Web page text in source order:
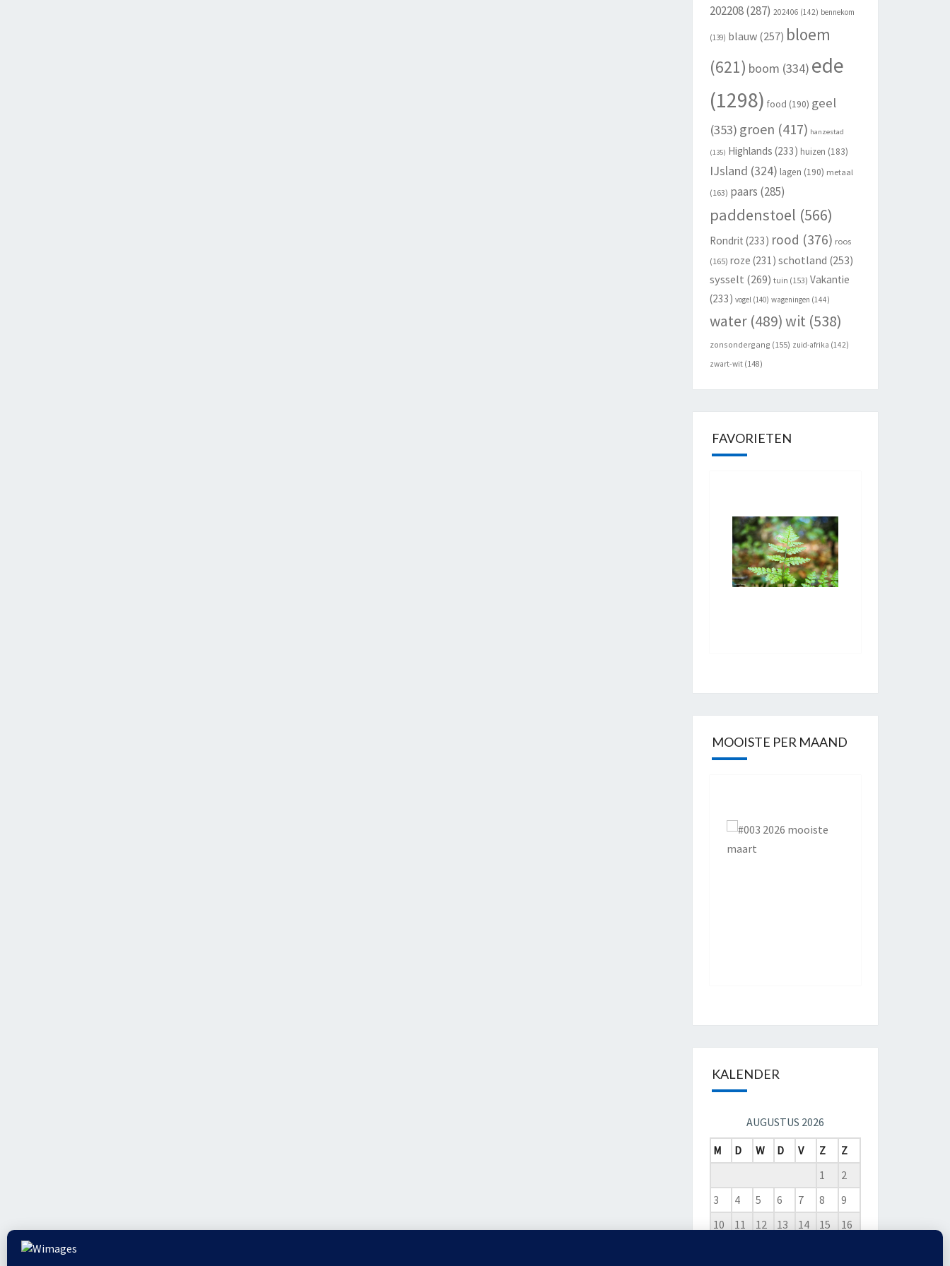
202208(287) 202406 (142) bennekom
(139) blauw(257) bloem
(621) boom (334) ede
(1298) food (190) geel
(353) groen (417) hanzestad
(135) Highlands (233) huizen (183)
IJsland (324) lagen (190) metaal
(163) paars (285)
paddenstoel (566)
Rondrit (233) rood (376) roos
(165) roze (231) schotland (253)
sysselt (269) tuin (153) Vakantie
(233) vogel(140) wageningen (144)
water(489)wit (538)
zonsondergang (155) zuid-afrika (142)
zwart-wit(148)
FAVORIETEN
MOOISTE PER MAAND
KALENDER
AUGUSTUS 2026
M
D W D V Z
Z
1
2
3
4 5 6 7 8
9
10
11 12 13 14 15
16